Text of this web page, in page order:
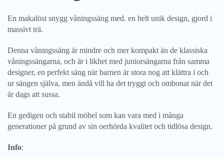
En makalöst snygg våningssäng med. en helt unik design, gjord i
massivt trä.
Denna våningssäng är mindre och mer kompakt än de klassiska
våningssängarna, och är i likhet med juniorsängarna från samma
designer, en perfekt säng när barnen är stora nog att klättra i och
ur sängen själva, men ändå vill ha det tryggt och ombonat när det
är dags att sussa.
En gedigen och stabil möbel som kan vara med i många
generationer på grund av sin oerhörda kvalitet och tidlösa design.
Info: